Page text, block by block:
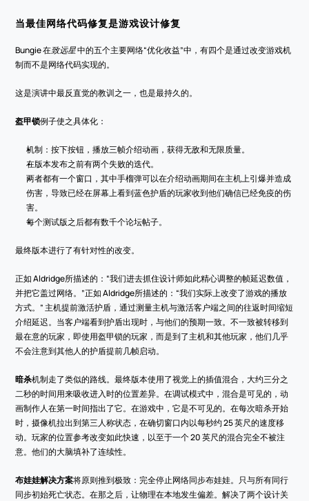
当最佳网络代码修复是游戏设计修复
Bungie 在致远星 中的五个主要网络“优化收益”中，有四个是通过改变游戏机
制而不是网络代码实现的。
这是演讲中最反直觉的教训之一，也是最持久的。
盔甲锁例子使之具体化：
机制：按下按钮，播放三帧介绍动画，获得无敌和无限质量。
在版本发布之前有两个失败的迭代。
两者都有一个窗口，其中手榴弹可以在介绍动画期间在主机上引爆并造成
伤害，导致已经在屏幕上看到蓝色护盾的玩家收到他们确信已经免疫的伤
害。
每个测试版之后都有数千个论坛帖子。
最终版本进行了有针对性的改变。
正如 Aldridge所描述的：“我们进去抓住设计师如此精心调整的帧延迟数值，
并把它盖过网络。”正如 Aldridge所描述的：“我们实际上改变了游戏的播放
方式。” 主机提前激活护盾，通过测量主机与激活客户端之间的往返时间缩短
介绍延迟。当客户端看到护盾出现时，与他们的预期一致。不一致被转移到
最在意的玩家，即使用盔甲锁的玩家，而是到了主机和其他玩家，他们几乎
不会注意到其他人的护盾提前几帧启动。
暗杀机制走了类似的路线。最终版本使用了视觉上的插值混合，大约三分之
二秒的时间用来吸收进入时的位置差异。在调试模式中，混合是可见的，动
画制作人在第一时间指出了它。在游戏中，它是不可见的。在每次暗杀开始
时，摄像机拉出到第三人称状态，在确切窗口内以每秒约 25 英尺的速度移
动。玩家的位置参考改变如此快速，以至于一个 20 英尺的混合完全不被注
意。他们的大脑填补了连续性。
布娃娃解决方案将原则推到极致：完全停止网络同步布娃娃。只与所有同行
同步初始死亡状态。在那之后，让物理在本地发生偏差。解决了两个设计关